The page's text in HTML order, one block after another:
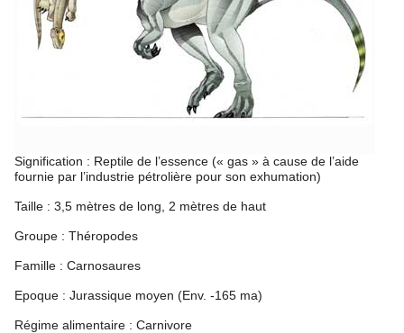
Signification : Reptile de l’essence (« gas » à cause de l’aide
fournie par l’industrie pétrolière pour son exhumation)
Taille : 3,5 mètres de long, 2 mètres de haut
Groupe : Théropodes
Famille : Carnosaures
Epoque : Jurassique moyen (Env. -165 ma)
Régime alimentaire : Carnivore